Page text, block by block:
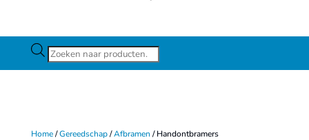
Producten
zoeken
Home/Gereedschap/Afbramen / Handontbramers